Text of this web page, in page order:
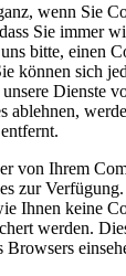
wenn Sie
Sie immer
bitte, einen
können sich
Dienste
ablehnen,
von Ihrem
zur
Ihnen keine
werden.
Browsers